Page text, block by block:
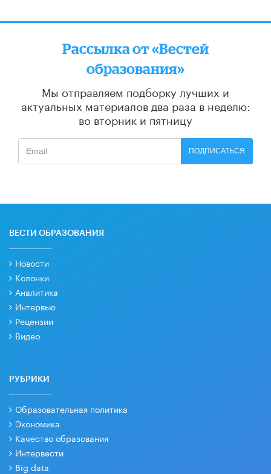
Рассылка от «Вестей
образования»
Мы отправляем подборку лучших и
актуальных материалов два раза в неделю:
во вторник и пятницу
ПОДПИСАТЬСЯ
ВЕСТИ ОБРАЗОВАНИЯ
Новости
Колонки
Аналитика
Интервью
Рецензии
Видео
РУБРИКИ
Образовательная политика
Экономика
Качество образования
Интервести
Big data